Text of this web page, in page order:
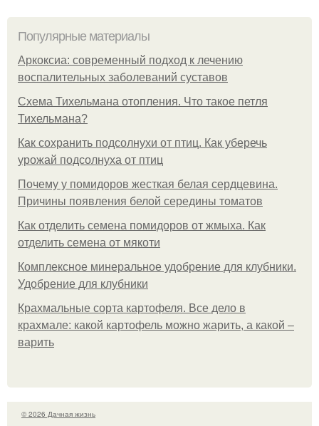
Популярные материалы
Аркоксиа: современный подход к лечению
воспалительных заболеваний суставов
Схема Тихельмана отопления. Что такое петля
Тихельмана?
Как сохранить подсолнухи от птиц. Как уберечь
урожай подсолнуха от птиц
Почему у помидоров жесткая белая сердцевина.
Причины появления белой середины томатов
Как отделить семена помидоров от жмыха. Как
отделить семена от мякоти
Комплексное минеральное удобрение для клубники.
Удобрение для клубники
Крахмальные сорта картофеля. Все дело в
крахмале: какой картофель можно жарить, а какой –
варить
© 2026 Дачная жизнь